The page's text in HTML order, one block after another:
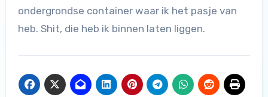
ondergrondse container waar ik het pasje van
heb. Shit, die heb ik binnen laten liggen.